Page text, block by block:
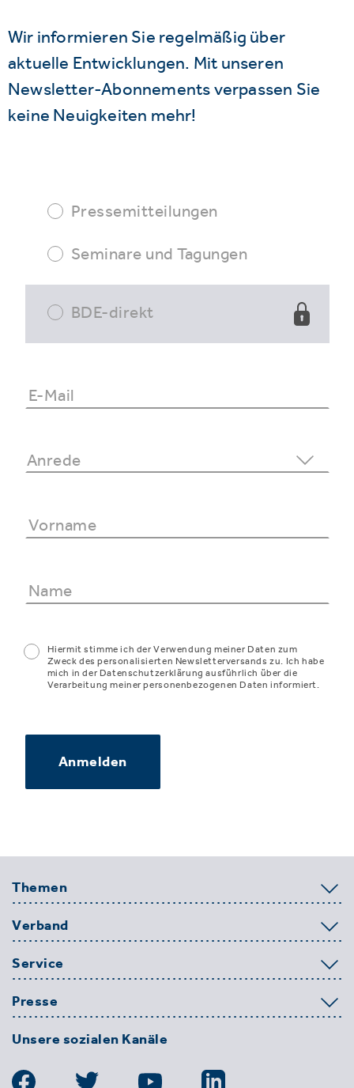
Wir informieren Sie regelmäßig über
aktuelle Entwicklungen. Mit unseren
Newsletter-Abonnements verpassen Sie
keine Neuigkeiten mehr!
Pressemitteilungen
Seminare und Tagungen
BDE-direkt
Hiermit stimme ich der Verwendung meiner Daten zum
Zweck des personalisierten Newsletterversands zu. Ich habe
mich in der Datenschutzerklärung ausführlich über die
Verarbeitung meiner personenbezogenen Daten informiert.
Anmelden
Themen
Verband
Service
Presse
Unsere sozialen Kanäle